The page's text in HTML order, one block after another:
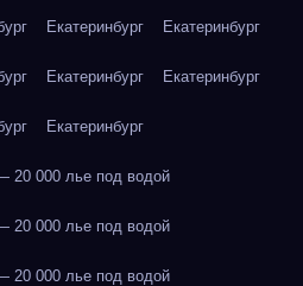
Екатеринбург Екатеринбург
Екатеринбург Екатеринбург
Екатеринбург
000 лье под водой
000 лье под водой
000 лье под водой